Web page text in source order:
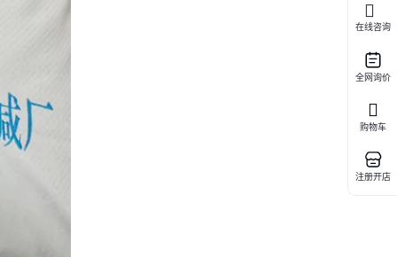
在线咨询
全网询价
购物车
注册开店